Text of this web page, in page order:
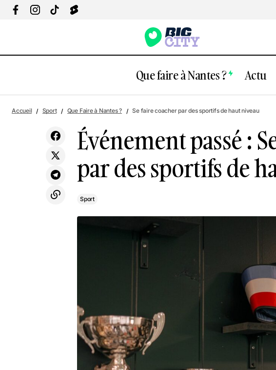
Que faire à Nantes ? Actu
Sport Événement
Accueil Sport Que Faire à Nantes ? Se faire coacher par des sportifs de haut niveau
Événement passé :
par des sportifs de
Sport